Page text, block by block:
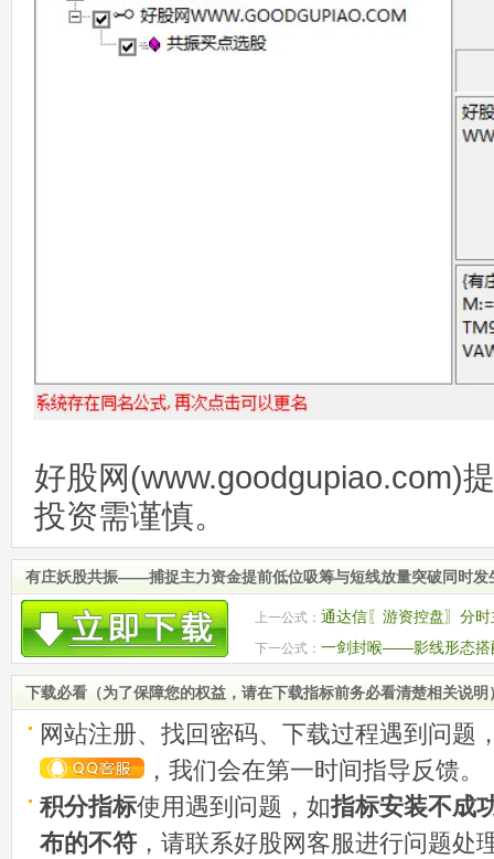
好股网(www.goodgupiao.com)
投资需谨慎。
有庄妖股共振——捕捉主力资金提前低位吸筹与短线放量突破同时发
上一公式： 通达信〖游资控盘〗分
位 源码
下一公式： 一剑封喉——影线形态搭
+CCI+KDJ共振
下载必看（为了保障您的权益，请在下载指标前务必看清楚相关说明
网站注册、找回密码、下载过程遇到问题
，我们会在第一时间指导反馈。
积分指标使用遇到问题，如指标安装不成
布的不符 ，请联系好股网客服进行问题处